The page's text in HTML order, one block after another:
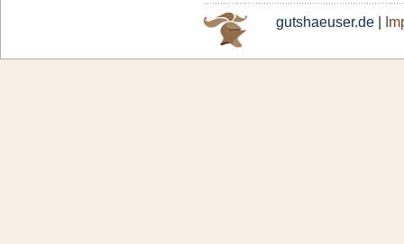
gutshaeuser.de |